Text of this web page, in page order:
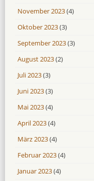
November 2023(4)
Oktober 2023(3)
September 2023(3)
August 2023(2)
Juli 2023(3)
Juni 2023(3)
Mai 2023(4)
April 2023(4)
März 2023(4)
Februar 2023(4)
Januar 2023(4)